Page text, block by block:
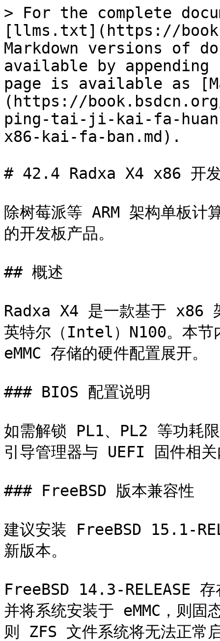
> For the complete
[llms.txt](https://
Markdown versions of
available by
page is available as
(https://
ping-tai-ji-kai-fa-
x86-kai-fa-ban.md).
# 42.4 Radxa X4 x86 开
除树莓派等 ARM 架构单板
的开发板产品。
## 概述
Radxa X4 是一款基于 x86
英特尔（Intel）N100。本
eMMC 存储的硬件配置展开。
### BIOS 配置说明
如需解锁 PL1、PL2 等功耗
引导管理器与 UEFI 固件相关
### FreeBSD 版本兼容性
建议安装 FreeBSD 15.1-
新版本。
FreeBSD 14.3-RELEASE 存
并将系统安装于 eMMC，则
则 ZFS 文件系统将无法正常